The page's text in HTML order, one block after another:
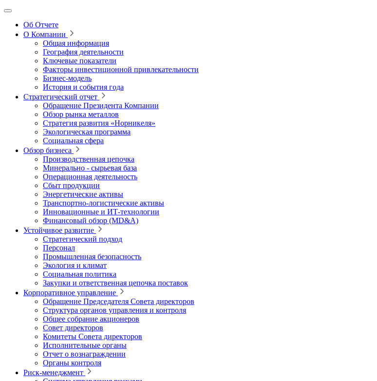
Об Отчете
О Компании
Общая информация
География деятельности
Ключевые показатели
Факторы инвестиционной привлекательности
Бизнес-модель
История и события года
Стратегический отчет
Обращение Президента Компании
Обзор рынка металлов
Стратегия развития «Норникеля»
Экологическая программа
Социальная сфера
Обзор бизнеса
Производственная цепочка
Минерально ‑ сырьевая база
Операционная деятельность
Сбыт продукции
Энергетические активы
Транспортно-логистические активы
Инновационные и ИТ‑технологии
Финансовый обзор (MD&A)
Устойчивое развитие
Стратегический подход
Персонал
Промышленная безопасность
Экология и климат
Социальная политика
Закупки и ответственная цепочка поставок
Корпоративное управление
Обращение Председателя Совета директоров
Структура органов управления и контроля
Общее собрание акционеров
Совет директоров
Комитеты Совета директоров
Исполнительные органы
Отчет о вознаграждении
Органы контроля
Риск-менеджмент